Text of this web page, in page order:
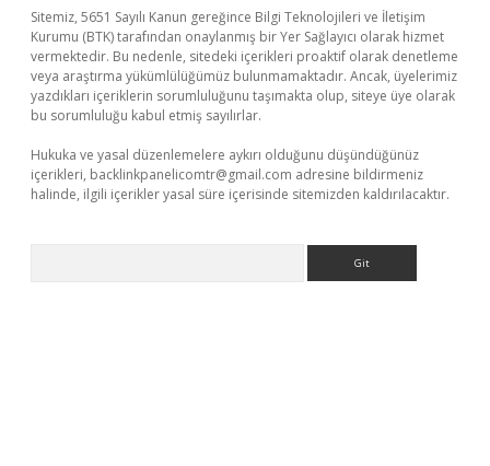
Sitemiz, 5651 Sayılı Kanun gereğince Bilgi Teknolojileri ve İletişim
Kurumu (BTK) tarafından onaylanmış bir Yer Sağlayıcı olarak hizmet
vermektedir. Bu nedenle, sitedeki içerikleri proaktif olarak denetleme
veya araştırma yükümlülüğümüz bulunmamaktadır. Ancak, üyelerimiz
yazdıkları içeriklerin sorumluluğunu taşımakta olup, siteye üye olarak
bu sorumluluğu kabul etmiş sayılırlar.
Hukuka ve yasal düzenlemelere aykırı olduğunu düşündüğünüz
içerikleri, backlinkpanelicomtr@gmail.com adresine bildirmeniz
halinde, ilgili içerikler yasal süre içerisinde sitemizden kaldırılacaktır.